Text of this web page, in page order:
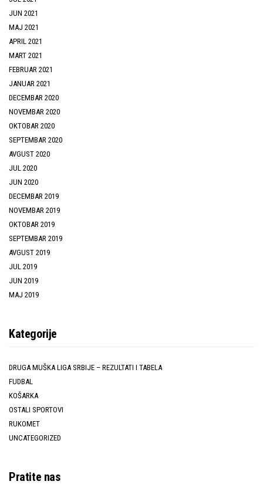
JUN 2021
MAJ 2021
APRIL 2021
MART 2021
FEBRUAR 2021
JANUAR 2021
DECEMBAR 2020
NOVEMBAR 2020
OKTOBAR 2020
SEPTEMBAR 2020
AVGUST 2020
JUL 2020
JUN 2020
DECEMBAR 2019
NOVEMBAR 2019
OKTOBAR 2019
SEPTEMBAR 2019
AVGUST 2019
JUL 2019
JUN 2019
MAJ 2019
Kategorije
DRUGA MUŠKA LIGA SRBIJE – REZULTATI I TABELA
FUDBAL
KOŠARKA
OSTALI SPORTOVI
RUKOMET
UNCATEGORIZED
Pratite nas